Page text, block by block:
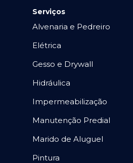
Serviços
Alvenaria e Pedreiro
Elétrica
Gesso e Drywall
Hidráulica
Impermeabilização
Manutenção Predial
Marido de Aluguel
Pintura